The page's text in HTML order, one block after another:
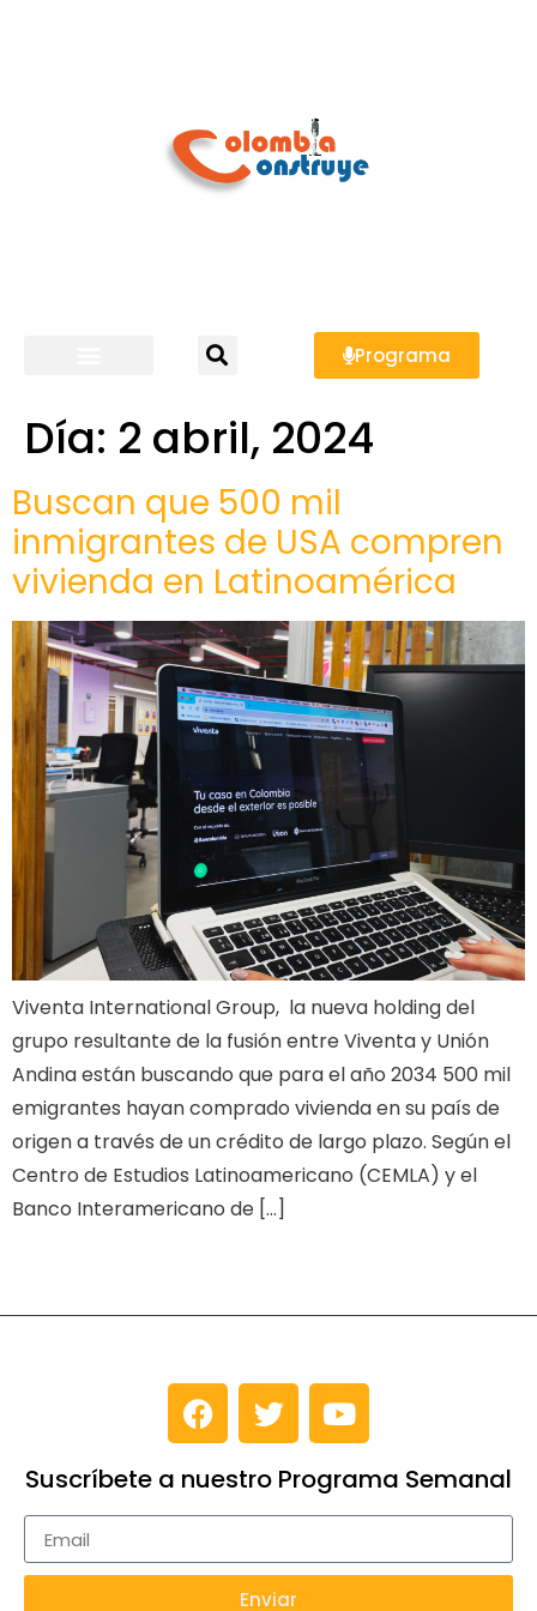
Programa
Día: 2 abril, 2024
Buscan que 500 mil
inmigrantes de USA compren
vivienda en Latinoamérica
Viventa International Group, la nueva holding del
grupo resultante de la fusión entre Viventa y Unión
Andina están buscando que para el año 2034 500 mil
emigrantes hayan comprado vivienda en su país de
origen a través de un crédito de largo plazo. Según el
Centro de Estudios Latinoamericano (CEMLA) y el
Banco Interamericano de […]
Suscríbete a nuestro Programa Semanal
Enviar